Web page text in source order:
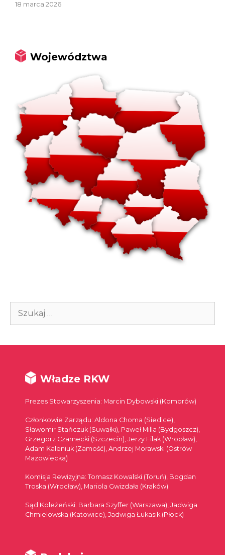
18 marca 2026
Województwa
Szukaj:
Władze RKW
Prezes Stowarzyszenia: Marcin Dybowski (Komorów)
Członkowie Zarządu: Aldona Choma (Siedlce),
Sławomir Stańczuk (Suwałki), Paweł Milla (Bydgoszcz),
Grzegorz Czarnecki (Szczecin), Jerzy Filak (Wrocław),
Adam Kaleniuk (Zamość), Andrzej Morawski (Ostrów
Mazowiecka)
Komisja Rewizyjna: Tomasz Kowalski (Toruń), Bogdan
Troska (Wrocław), Mariola Gwizdała (Kraków)
Sąd Koleżeński: Barbara Szyffer (Warszawa), Jadwiga
Chmielowska (Katowice), Jadwiga Łukasik (Płock)